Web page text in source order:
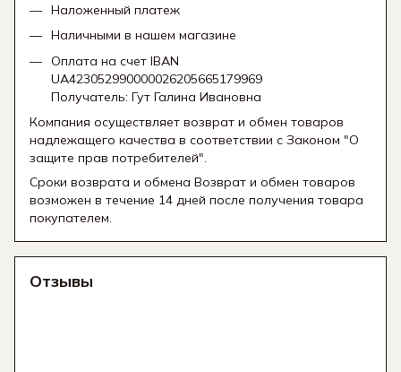
Наложенный платеж
Наличными в нашем магазине
Оплата на счет IBAN
UA423052990000026205665179969
Получатель: Гут Галина Ивановна
Компания осуществляет возврат и обмен товаров
надлежащего качества в соответствии с Законом "О
защите прав потребителей".
Сроки возврата и обмена Возврат и обмен товаров
возможен в течение 14 дней после получения товара
покупателем.
Отзывы